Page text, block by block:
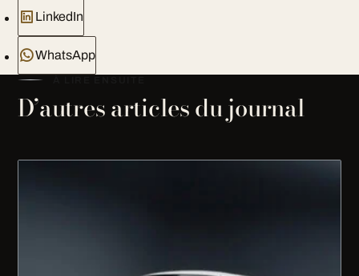
LinkedIn
WhatsApp
D’autres articles du journal